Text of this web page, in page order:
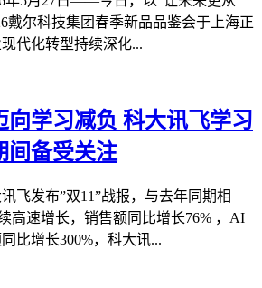
戴尔科技集团春季新品品鉴会于上海正
代化转型持续深化...
向学习减负 科大讯飞学习
间备受关注
飞发布”双11”战报，与去年同期相
高速增长，销售额同比增长76% ，AI
比增长300%，科大讯...